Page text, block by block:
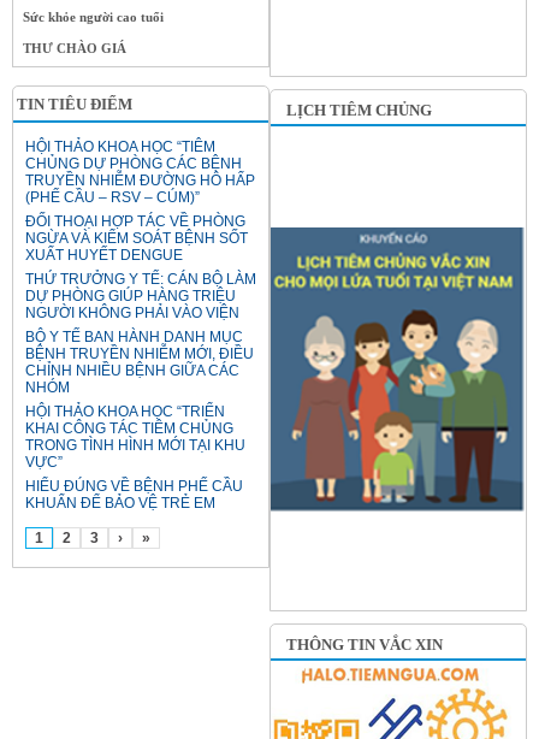
Sức khỏe người cao tuổi
THƯ CHÀO GIÁ
TIN TIÊU ĐIỂM
HỘI THẢO KHOA HỌC “TIÊM
CHỦNG DỰ PHÒNG CÁC BỆNH
TRUYỀN NHIỄM ĐƯỜNG HÔ HẤP
(PHẾ CẦU – RSV – CÚM)”
ĐỐI THOẠI HỢP TÁC VỀ PHÒNG
NGỪA VÀ KIỂM SOÁT BỆNH SỐT
XUẤT HUYẾT DENGUE
THỨ TRƯỞNG Y TẾ: CÁN BỘ LÀM
DỰ PHÒNG GIÚP HÀNG TRIỆU
NGƯỜI KHÔNG PHẢI VÀO VIỆN
BỘ Y TẾ BAN HÀNH DANH MỤC
BỆNH TRUYỀN NHIỄM MỚI, ĐIỀU
CHỈNH NHIỀU BỆNH GIỮA CÁC
NHÓM
HỘI THẢO KHOA HỌC “TRIỂN
KHAI CÔNG TÁC TIÊM CHỦNG
TRONG TÌNH HÌNH MỚI TẠI KHU
VỰC”
HIỂU ĐÚNG VỀ BỆNH PHẾ CẦU
KHUẨN ĐỂ BẢO VỆ TRẺ EM
1 2 3 › »
LỊCH TIÊM CHỦNG
THÔNG TIN VẮC XIN